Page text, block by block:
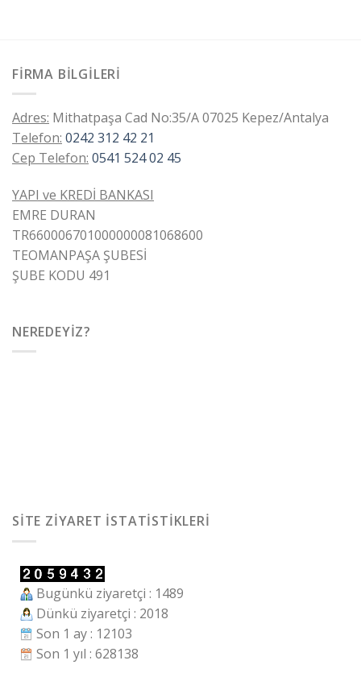
FIRMA BILGILERI
Adres: Mithatpaşa Cad No:35/A 07025 Kepez/Antalya
Telefon: 0242 312 42 21
Cep Telefon: 0541 524 02 45
YAPI ve KREDİ BANKASI
EMRE DURAN
TR660006701000000081068600
TEOMANPAŞA ŞUBESİ
ŞUBE KODU 491
NEREDEYIZ?
SITE ZIYARET İSTATISTIKLERI
Bugünkü ziyaretçi : 1489
Dünkü ziyaretçi : 2018
Son 1 ay : 12103
Son 1 yıl : 628138